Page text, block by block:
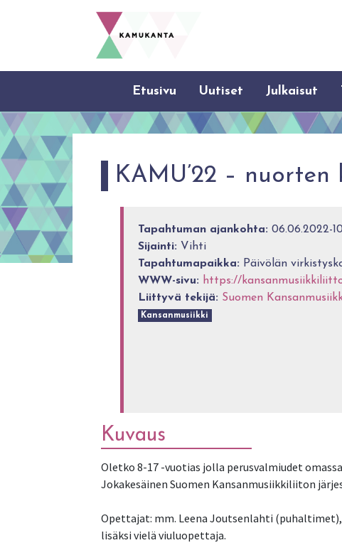
Etusivu Uutiset Julkaisut
KAMU’22 – nuorten
Tapahtuman ajankohta: 06.06.2022-
Sijainti: Vihti
Tapahtumapaikka: Päivölän
WWW-sivu: https://
Liittyvä tekijä: Suomen
Kansanmusiikki
Kuvaus
Oletko 8-17 -vuotias jolla perusvalmiudet
Jokakesäinen Suomen Kansanmusiikkiliiton
Opettajat: mm. Leena Joutsenlahti
lisäksi vielä viuluopettaja.